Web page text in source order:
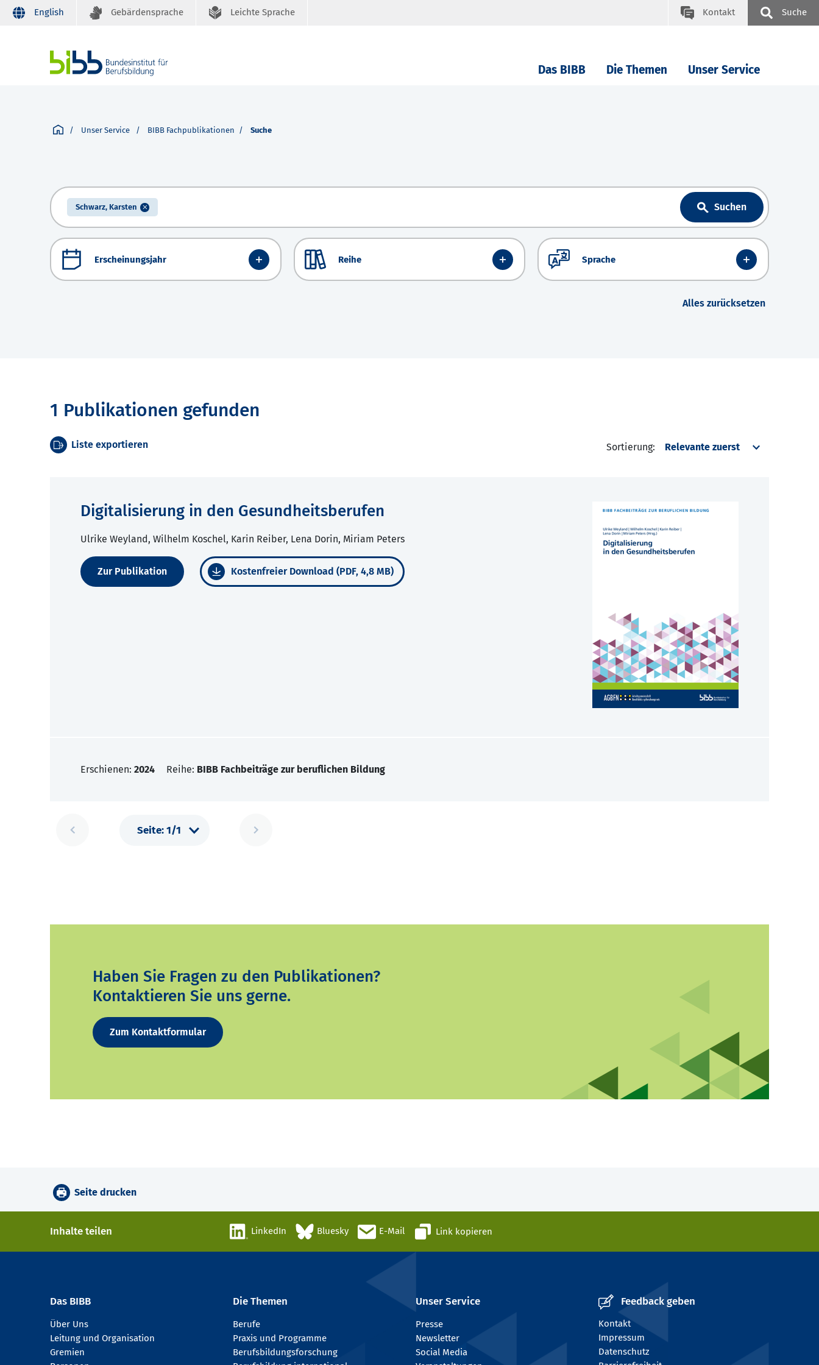
English Gebärdensprache Leichte Sprache Kontakt Suche
Das BIBB Die Themen Unser Service
Unser Service BIBB Fachpublikationen Suche
Schwarz, Karsten Suchen
Erscheinungsjahr Reihe Sprache
Alles zurücksetzen
1 Publikationen gefunden
Liste exportieren Sortierung:
Digitalisierung in den Gesundheitsberufen
Ulrike Weyland, Wilhelm Koschel, Karin Reiber, Lena Dorin, Miriam Peters
Zur Publikation Kostenfreier Download (PDF, 4,8 MB)
Erschienen: 2024 Reihe: BIBB Fachbeiträge zur beruflichen Bildung
Haben Sie Fragen zu den Publikationen?
Kontaktieren Sie uns gerne.
Zum Kontaktformular
Seite drucken
Inhalte teilen LinkedIn Bluesky E-Mail Link kopieren
Das BIBB
Über Uns
Leitung und Organisation
Gremien
Die Themen
Berufe
Praxis und Programme
Berufsbildungsforschung
Unser Service
Presse
Newsletter
Social Media
Feedback geben
Kontakt
Impressum
Datenschutz